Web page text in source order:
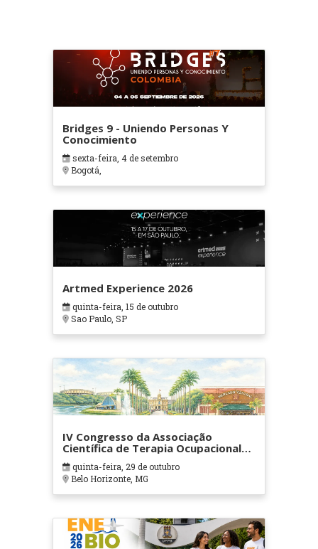
Bridges 9 - Uniendo Personas Y
Conocimiento
sexta-feira, 4 de setembro
Bogotá,
Artmed Experience 2026
quinta-feira, 15 de outubro
Sao Paulo, SP
IV Congresso da Associação
Científica de Terapia Ocupacional
em Contextos Hospitalares e
Cuidados Paliativos - ATOHOSP
quinta-feira, 29 de outubro
Belo Horizonte, MG